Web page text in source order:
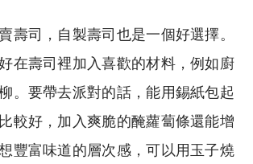
壽司，自製壽司也是一個好選擇。
在壽司裡加入喜歡的材料，例如廚
。要帶去派對的話，能用錫紙包起
較好，加入爽脆的醃蘿蔔條還能增
豐富味道的層次感，可以用玉子燒